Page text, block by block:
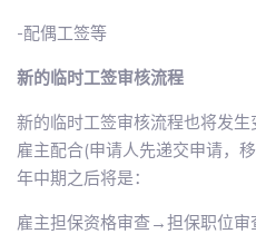
-配偶工签等
新的临时工签审核流程
新的临时工签审核流程也将发生
雇主配合(申请人先递交申请，
年中期之后将是：
雇主担保资格审查→担保职位审